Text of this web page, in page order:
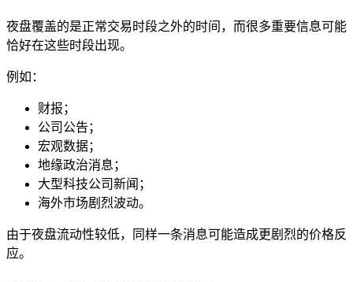
夜盘覆盖的是正常交易时段之外的时间，而很多重要信息可能
恰好在这些时段出现。
例如：
财报；
公司公告；
宏观数据；
地缘政治消息；
大型科技公司新闻；
海外市场剧烈波动。
由于夜盘流动性较低，同样一条消息可能造成更剧烈的价格反
应。